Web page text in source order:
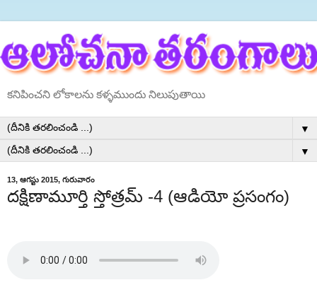
కనిపించని లోకాలను కళ్ళముందు నిలుపుతాయి
▼
▼
13, ఆగస్టు 2015, గురువారం
దక్షిణామూర్తి స్తోత్రమ్ -4 (ఆడియో ప్రసంగం)